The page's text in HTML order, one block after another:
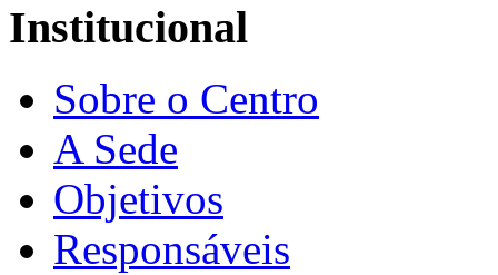
Institucional
Sobre o Centro
A Sede
Objetivos
Responsáveis